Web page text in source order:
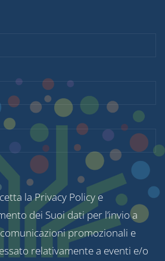
laPrivacy Policy e
dei Suoi dati per l’invio a
promozionali e
relativamente a eventi e/o